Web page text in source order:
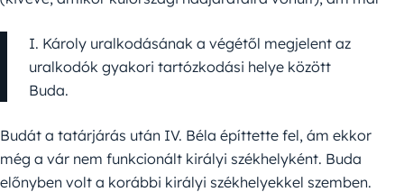
I. Károly uralkodásának a végétől megjelent az
uralkodók gyakori tartózkodási helye között
Buda.
Budát a tatárjárás után IV. Béla építtette fel, ám ekkor
még a vár nem funkcionált királyi székhelyként. Buda
előnyben volt a korábbi királyi székhelyekkel szemben.